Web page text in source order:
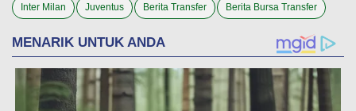
Inter Milan Juventus Berita Transfer Berita Bursa Transfer